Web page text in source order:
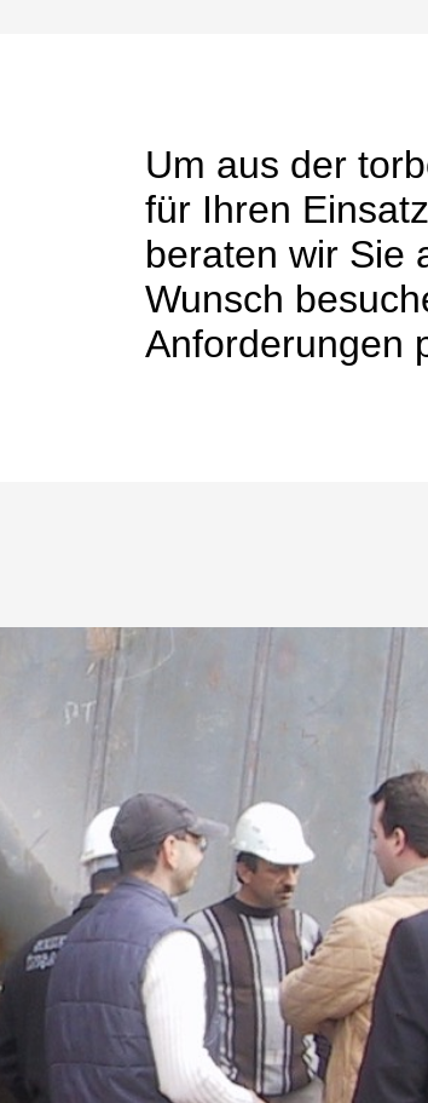
Um aus der
für Ihren
beraten wir Sie
Wunsch
Anforderungen